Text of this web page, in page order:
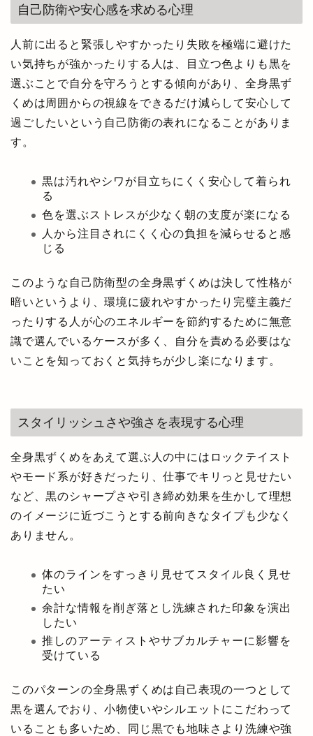
自己防衛や安心感を求める心理
人前に出ると緊張しやすかったり失敗を極端に避けた
い気持ちが強かったりする人は、目立つ色よりも黒を
選ぶことで自分を守ろうとする傾向があり、全身黒ず
くめは周囲からの視線をできるだけ減らして安心して
過ごしたいという自己防衛の表れになることがありま
す。
黒は汚れやシワが目立ちにくく安心して着られ
る
色を選ぶストレスが少なく朝の支度が楽になる
人から注目されにくく心の負担を減らせると感
じる
このような自己防衛型の全身黒ずくめは決して性格が
暗いというより、環境に疲れやすかったり完璧主義だ
ったりする人が心のエネルギーを節約するために無意
識で選んでいるケースが多く、自分を責める必要はな
いことを知っておくと気持ちが少し楽になります。
スタイリッシュさや強さを表現する心理
全身黒ずくめをあえて選ぶ人の中にはロックテイスト
やモード系が好きだったり、仕事でキリっと見せたい
など、黒のシャープさや引き締め効果を生かして理想
のイメージに近づこうとする前向きなタイプも少なく
ありません。
体のラインをすっきり見せてスタイル良く見せ
たい
余計な情報を削ぎ落とし洗練された印象を演出
したい
推しのアーティストやサブカルチャーに影響を
受けている
このパターンの全身黒ずくめは自己表現の一つとして
黒を選んでおり、小物使いやシルエットにこだわって
いることも多いため、同じ黒でも地味さより洗練や強